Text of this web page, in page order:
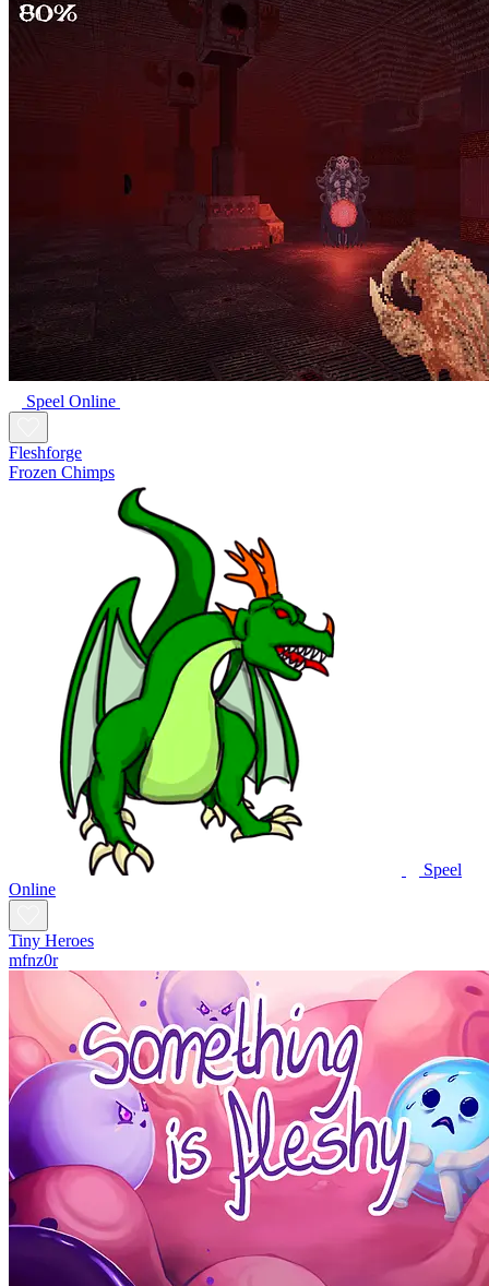
Speel Online
Fleshforge
Frozen Chimps
Speel
Online
Tiny Heroes
mfnz0r